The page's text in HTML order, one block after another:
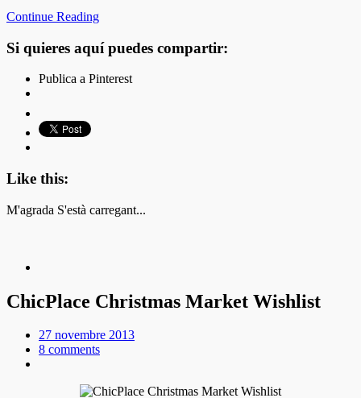
Continue Reading
Si quieres aquí puedes compartir:
Publica a Pinterest
Like this:
M'agrada S'està carregant...
ChicPlace Christmas Market Wishlist
27 novembre 2013
8 comments